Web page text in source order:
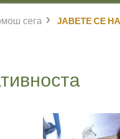
ЈАВЕТЕ СЕ НА
сега